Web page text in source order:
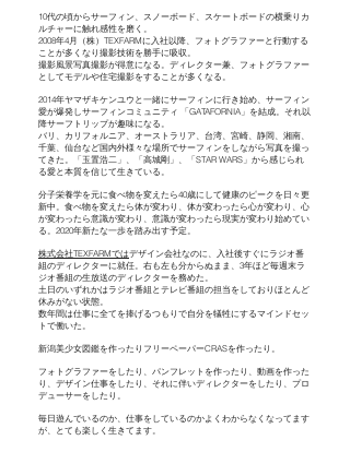
10代の頃からサーフィン、スノーボード、スケートボードの横乗りカ
ルチャーに触れ感性を磨く。
2008年4月（株）TEXFARMに入社以降、フォトグラファーと行動する
ことが多くなり撮影技術を勝手に吸収。
撮影風景写真撮影が得意になる。ディレクター兼、フォトグラファー
としてモデルや住宅撮影をすることが多くなる。
2014年ヤマザキケンユウと一緒にサーフィンに行き始め、サーフィン
愛が爆発しサーフィンコミュニティ 「GATAFORNIA」を結成。それ以
降サーフトリップが趣味になる。
バリ、カリフォルニア、オーストラリア、台湾、宮崎、静岡、湘南、
千葉、仙台など国内外様々な場所でサーフィンをしながら写真を撮っ
てきた。「玉置浩二」、「高城剛」、「STAR WARS」から感じられ
る愛と本質を信じて生きている。
分子栄養学を元に食べ物を変えたら40歳にして健康のピークを日々更
新中。食べ物を変えたら体が変わり、体が変わったら心が変わり、心
が変わったら意識が変わり、意識が変わったら現実が変わり始めてい
る。2020年新たな一歩を踏み出す予定。
株式会社TEXFARMではデザイン会社なのに、入社後すぐにラジオ番
組のディレクターに就任。右も左も分からぬまま、3年ほど毎週末ラ
ジオ番組の生放送のディレクターを務めた。
土日のいずれかはラジオ番組とテレビ番組の担当をしておりほとんど
休みがない状態。
数年間は仕事に全てを捧げるつもりで自分を犠牲にするマインドセッ
トで働いた。
新潟美少女図鑑を作ったりフリーペーパーCRASを作ったり。
フォトグラファーをしたり、パンフレットを作ったり、動画を作った
り、デザイン仕事をしたり、それに伴いディレクターをしたり、プロ
デューサーをしたり。
毎日遊んでいるのか、仕事をしているのかよくわからなくなってます
が、とても楽しく生きてます。